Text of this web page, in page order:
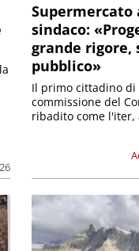
sindaco:
grande rigore,
pubblico»
Il primo cittadino di
commissione del
ribadito come l'iter,